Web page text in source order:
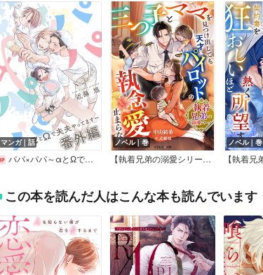
マンガ｜話
パパ×パパ～αとΩで夫夫やってます～番外編
ノベル｜巻
【執着兄弟の溺愛シリーズ】三つ子とママを見つけ出しても天才パイロットの執念愛は止まらない
ノベル｜巻
この本を読んだ人はこんな本も読んでいます